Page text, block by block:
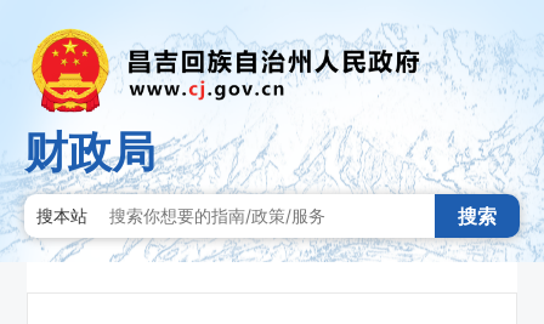
财政局
搜本站 搜索